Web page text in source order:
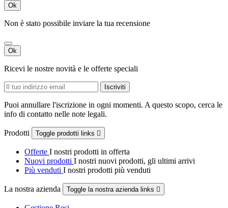
Ok
Non è stato possibile inviare la tua recensione
Ok
Ricevi le nostre novità e le offerte speciali
Puoi annullare l'iscrizione in ogni momenti. A questo scopo, cerca le
info di contatto nelle note legali.
Prodotti Toggle prodotti links 
Offerte I nostri prodotti in offerta
Nuovi prodotti I nostri nuovi prodotti, gli ultimi arrivi
Più venduti I nostri prodotti più venduti
La nostra azienda Toggle la nostra azienda links 